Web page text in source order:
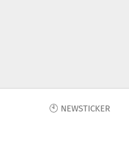
🕙 NEWSTICKER